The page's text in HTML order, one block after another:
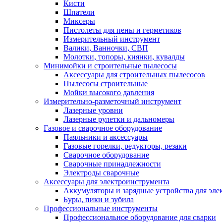
Кисти
Шпатели
Миксеры
Пистолеты для пены и герметиков
Измерительный инструмент
Валики, Ванночки, СВП
Молотки, топоры, киянки, кувалды
Минимойки и строительные пылесосы
Аксессуары для строительных пылесосов
Пылесосы строительные
Мойки высокого давления
Измерительно-разметочный инструмент
Лазерные уровни
Лазерные рулетки и дальномеры
Газовое и сварочное оборудование
Паяльники и аксессуары
Газовые горелки, редукторы, резаки
Сварочное оборудование
Сварочные принадлежности
Электроды сварочные
Аксессуары для электроинструмента
Аккумуляторы и зарядные устройства для
Буры, пики и зубила
Профессиональные инструменты
Профессиональное оборудование для сварки